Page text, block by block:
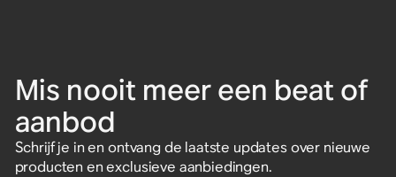
Mis nooit meer een beat of
aanbod
Schrijf je in en ontvang de laatste updates over nieuwe
producten en exclusieve aanbiedingen.